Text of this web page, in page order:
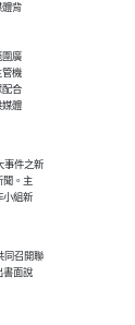
體背
圍廣
管機
配合
媒體
事件之新
聞。主
小組新
同召開聯
書面說